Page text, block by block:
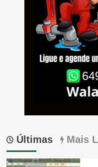
Últimas Mais